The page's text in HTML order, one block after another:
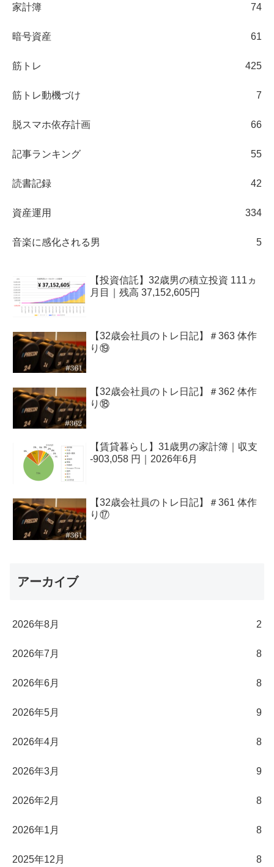
家計簿 74
暗号資産 61
筋トレ 425
筋トレ動機づけ 7
脱スマホ依存計画 66
記事ランキング 55
読書記録 42
資産運用 334
音楽に感化される男 5
【投資信託】32歳男の積立投資 111ヵ
月目｜残高 37,152,605円
【32歳会社員のトレ日記】＃363 体作
り⑲
【32歳会社員のトレ日記】＃362 体作
り⑱
【賃貸暮らし】31歳男の家計簿｜収支
-903,058 円｜2026年6月
【32歳会社員のトレ日記】＃361 体作
り⑰
アーカイブ
2026年8月 2
2026年7月 8
2026年6月 8
2026年5月 9
2026年4月 8
2026年3月 9
2026年2月 8
2026年1月 8
2025年12月 8